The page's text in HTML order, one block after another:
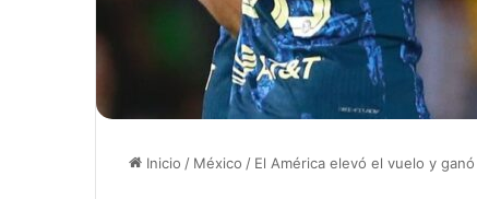
Inicio / México / El América elevó el vuelo y